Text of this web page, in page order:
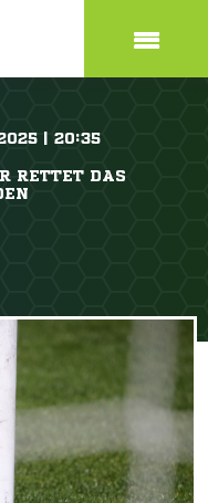
| 20:35
RETTET DAS